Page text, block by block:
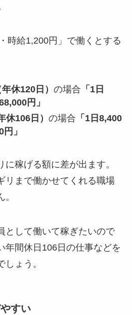
時給1,200円」で働くとする
休120日） の場合 「1日
円」
休106日） の場合 「1日8,400
」
に稼げる額に差が出ます。
リまで働かせてくれる職場
として働いて稼ぎたいので
年間休日106日の仕事などを
ょう。
すい